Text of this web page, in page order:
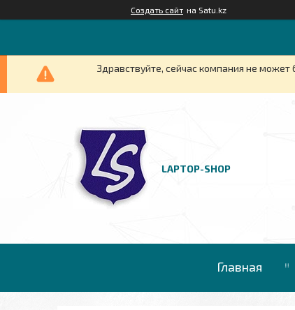
Создать сайт на Satu.kz
Здравствуйте, сейчас компания не
LAPTOP-SHOP
Главная